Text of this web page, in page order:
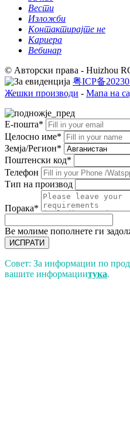
Вести
Изложби
Контактирајте не
Кариера
Вебинар
© Авторски права - Huizhou
粤ICP备
Жешки производи - Мапа на
Е-пошта*
Целосно име*
Земја/Регион*
Поштенски код*
Телефон
Тип на производ
Порака*
Ве молиме пополнете ги
ИСПРАТИ
Совет: За информации по
вашите информациитука.